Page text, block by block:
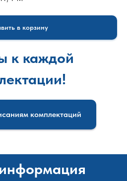
в корзину
к каждой
комплектаций